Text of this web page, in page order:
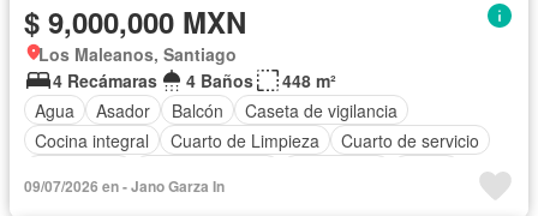
$ 9,000,000 MXN
Los Maleanos, Santiago
4 Recámaras
4 Baños
448 m²
Agua
Asador Balcón
Caseta de vigilancia
Cocina integral
Cuarto de Limpieza
Cuarto de servicio
Azotea
Seguridad Terraza
09/07/2026 en - Jano Garza In